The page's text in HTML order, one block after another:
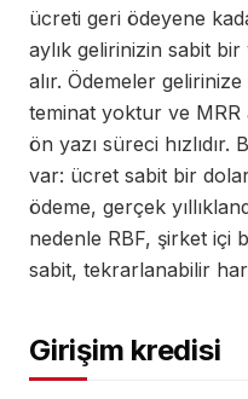
ücreti geri ödeyene
aylık gelirinizin sabit
alır. Ödemeler
teminat yoktur ve MRR
ön yazı süreci
var: ücret sabit bir
ödeme, gerçek
nedenle RBF, şirket içi
sabit, tekrarlanabilir
Girişim kredisi